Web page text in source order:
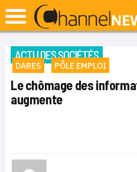
ACTU DES SOCIÉTÉS
DARES PÔLE EMPLOI
Le chômage des
augmente